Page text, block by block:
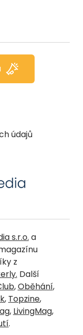
údajů
s.r.o. a
z
Další
,Oběhání,
, Topzine,
, LivingMag,
.